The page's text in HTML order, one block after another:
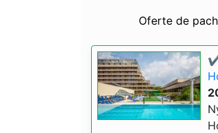
Oferte de
✔️